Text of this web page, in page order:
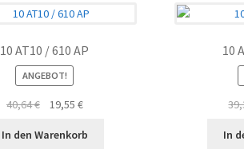
10 AT10 / 610 AP
ANGEBOT!
40,64€
Ursprünglicher
war:
19,55 €Aktueller
ist:
In den Warenkorb
10
In